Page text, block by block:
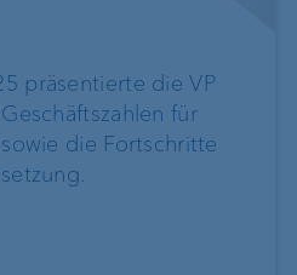
präsentierte die VP
für
die Fortschritte